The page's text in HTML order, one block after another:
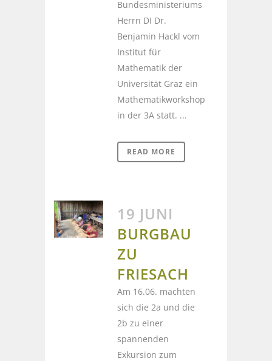
Bundesministeriums
Herrn DI Dr.
Benjamin Hackl vom
Institut für
Mathematik der
Universität Graz ein
Mathematikworkshop
in der 3A statt. ...
READ MORE
19 JUNI
BURGBAU
ZU
FRIESACH
Am 16.06. machten
sich die 2a und die
2b zu einer
spannenden
Exkursion zum